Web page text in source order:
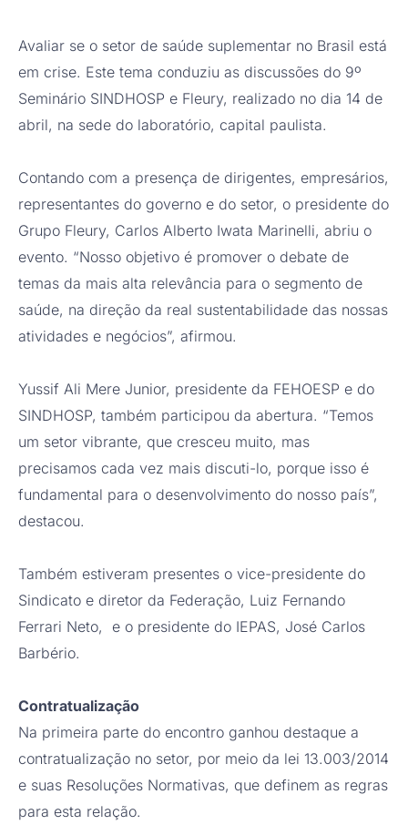
Avaliar se o setor de saúde suplementar no Brasil está
em crise. Este tema conduziu as discussões do 9º
Seminário SINDHOSP e Fleury, realizado no dia 14 de
abril, na sede do laboratório, capital paulista.
Contando com a presença de dirigentes, empresários,
representantes do governo e do setor, o presidente do
Grupo Fleury, Carlos Alberto Iwata Marinelli, abriu o
evento. “Nosso objetivo é promover o debate de
temas da mais alta relevância para o segmento de
saúde, na direção da real sustentabilidade das nossas
atividades e negócios”, afirmou.
Yussif Ali Mere Junior, presidente da FEHOESP e do
SINDHOSP, também participou da abertura. “Temos
um setor vibrante, que cresceu muito, mas
precisamos cada vez mais discuti-lo, porque isso é
fundamental para o desenvolvimento do nosso país”,
destacou.
Também estiveram presentes o vice-presidente do
Sindicato e diretor da Federação, Luiz Fernando
Ferrari Neto, e o presidente do IEPAS, José Carlos
Barbério.
Contratualização
Na primeira parte do encontro ganhou destaque a
contratualização no setor, por meio da lei 13.003/2014
e suas Resoluções Normativas, que definem as regras
para esta relação.